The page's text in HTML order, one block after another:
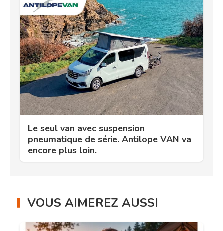
Le seul van avec suspension
pneumatique de série. Antilope VAN va
encore plus loin.
VOUS AIMEREZ AUSSI